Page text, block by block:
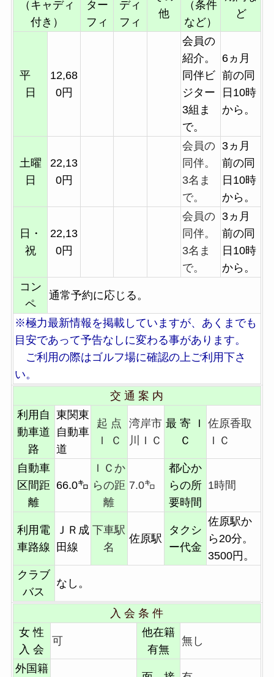
（キャディ
付き）
ター
フィ
ディ
フィ
他
（条件
など）
ど
平
日
12,68
0円
会員の
紹介。
同伴ビ
ジター
3組ま
で。
6ヵ月
前の同
日10時
から。
土曜
日
22,13
0円
会員の
同伴。
3名ま
で。
3ヵ月
前の同
日10時
から。
日・
祝
22,13
0円
会員の
同伴。
3名ま
で。
3ヵ月
前の同
日10時
から。
コン
ペ
通常予約に応じる。
※極力最新情報を掲載していますが、あくまでも
目安であって予告なしに変わる事があります。
ご利用の際はゴルフ場に確認の上ご利用下さ
い。
交 通 案 内
利用自
動車道
路
東関東
自動車
道
起 点
Ｉ Ｃ
湾岸市
川ＩＣ
最 寄 Ｉ
Ｃ
佐原香取
ＩＣ
自動車
区間距
離
66.0㌔
ＩＣか
らの距
離
7.0㌔
都心か
らの所
要時間
1時間
利用電
車路線
ＪＲ成
田線
下車駅
名
佐原駅
タクシ
ー代金
佐原駅か
ら20分。
3500円。
クラブ
バス
なし。
入 会 条 件
女 性
入 会
可
他在籍
有無
無し
外国籍